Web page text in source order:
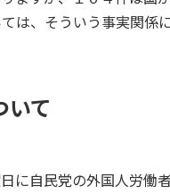
は、そういう事実関係
いて
に自民党の外国人労働